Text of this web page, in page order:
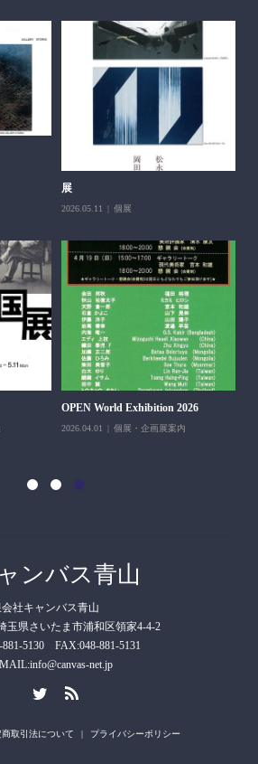
展
2026.05.11 個展
OPEN World Exhibition 2026
2026.04.01 個展・企画展案内
ンバス青山
会社キャンバス青山
玉県さいたま市浦和区領家4-4-2
881-5130 FAX:048-881-5131
MAIL:info@canvas-net.jp
商取引法について プライバシーポリシー